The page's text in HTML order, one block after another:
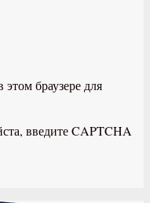
браузере для
введите CAPTCHA